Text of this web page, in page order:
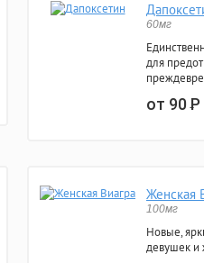
60мг
для
от 90Р
Женская
100мг
Новые,
девушек